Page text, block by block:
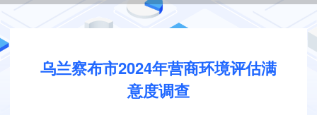
乌兰察布市2024年营商环境评估满
意度调查